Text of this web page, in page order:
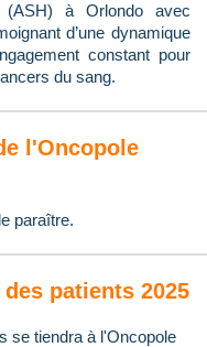
(ASH) à Orlondo avec
d’une dynamique
constant pour
du sang.
l'Oncopole
paraître.
patients 2025
se tiendra à l'Oncopole